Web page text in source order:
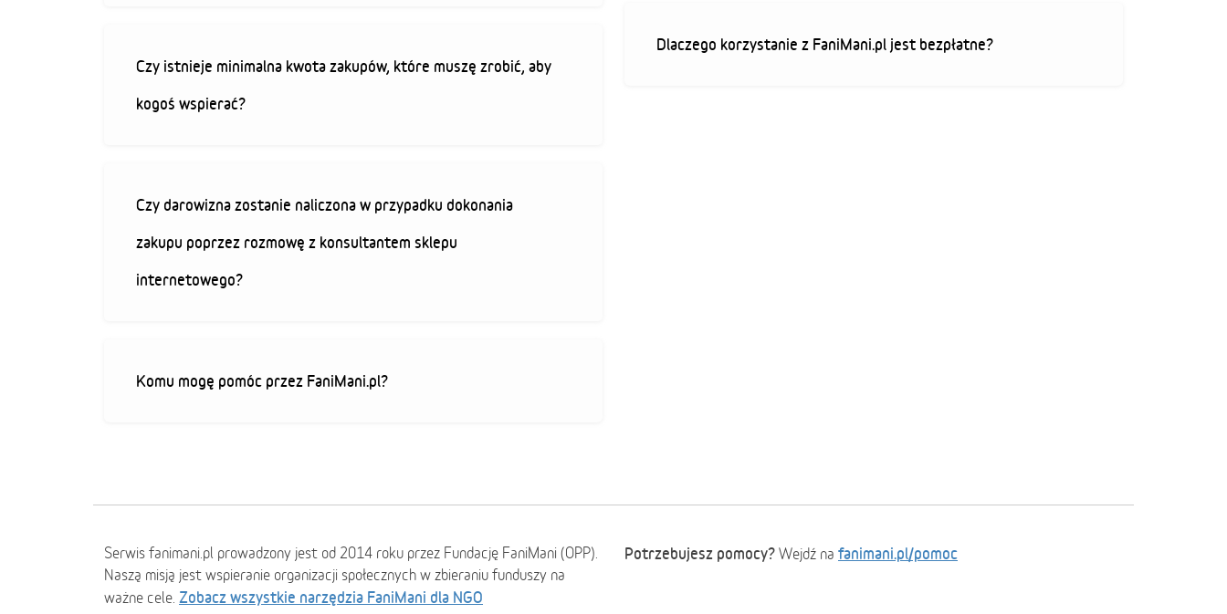
Czy istnieje minimalna kwota zakupów, które muszę zrobić, aby
kogoś wspierać?
Czy darowizna zostanie naliczona w przypadku dokonania
zakupu poprzez rozmowę z konsultantem sklepu
internetowego?
Komu mogę pomóc przez FaniMani.pl?
Dlaczego korzystanie z FaniMani.pl jest bezpłatne?
Serwis fanimani.pl prowadzony jest od 2014 roku przez Fundację FaniMani (OPP).
Naszą misją jest wspieranie organizacji społecznych w zbieraniu funduszy na
ważne cele. Zobacz wszystkie narzędzia FaniMani dla NGO
Potrzebujesz pomocy? Wejdź na fanimani.pl/pomoc